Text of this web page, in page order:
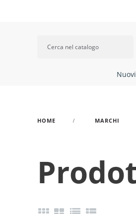
HOME MARCHI